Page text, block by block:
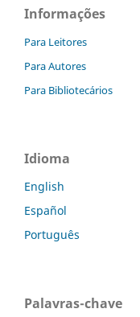
Informações
Para Leitores
Para Autores
Para Bibliotecários
Idioma
English
Español
Português
Palavras-chave